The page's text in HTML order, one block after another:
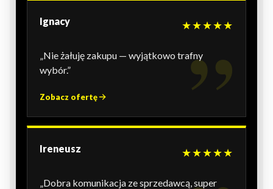
Ignacy ★★★★★
„Nie żałuję zakupu — wyjątkowo trafny
wybór.”
Zobacz ofertę
Ireneusz ★★★★★
„Dobra komunikacja ze sprzedawcą, super